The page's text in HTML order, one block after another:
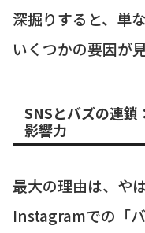
深掘りすると、単
いくつかの要因が
SNSとバズの連鎖
影響力
最大の理由は、や
Instagramでの「